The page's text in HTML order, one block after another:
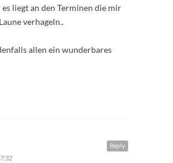
liegt an den Terminen die mir
verhageln..
allen ein wunderbares
Reply